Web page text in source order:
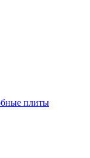
плиты